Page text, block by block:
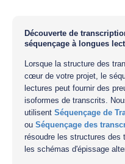
Découverte de
séquençage à longues
Lorsque la structure des
cœur de votre projet, le
lectures peut fournir des
isoformes de transcrits.
utilisent Séquençage de
ou Séquençage des
résoudre les structures des
les schémas d'épissage